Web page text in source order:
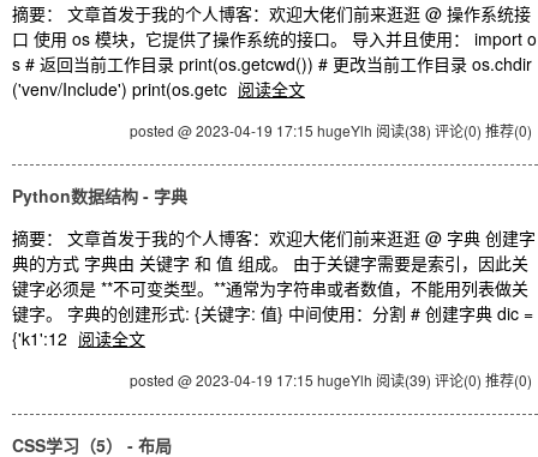
摘要： 文章首发于我的个人博客：欢迎大佬们前来逛逛 @ 操作系统接
口 使用 os 模块，它提供了操作系统的接口。 导入并且使用： import o
s # 返回当前工作目录 print(os.getcwd()) # 更改当前工作目录 os.chdir
('venv/Include') print(os.getc 阅读全文
posted @ 2023-04-19 17:15 hugeYlh 阅读(38) 评论(0) 推荐(0)
Python数据结构 - 字典
摘要： 文章首发于我的个人博客：欢迎大佬们前来逛逛 @ 字典 创建字
典的方式 字典由 关键字 和 值 组成。 由于关键字需要是索引，因此关
键字必须是 **不可变类型。**通常为字符串或者数值，不能用列表做关
键字。 字典的创建形式: {关键字: 值} 中间使用：分割 # 创建字典 dic =
{'k1':12 阅读全文
posted @ 2023-04-19 17:15 hugeYlh 阅读(39) 评论(0) 推荐(0)
CSS学习（5） - 布局